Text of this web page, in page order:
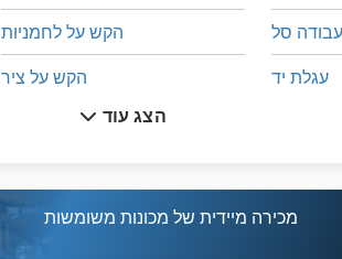
הקש על לחמניות
הקש על ציר
יחידת רטיבות
לחץ על השק
עבודה סל
עגלת יד
הצג עוד
מכירה מיידית של מכונות משומשות